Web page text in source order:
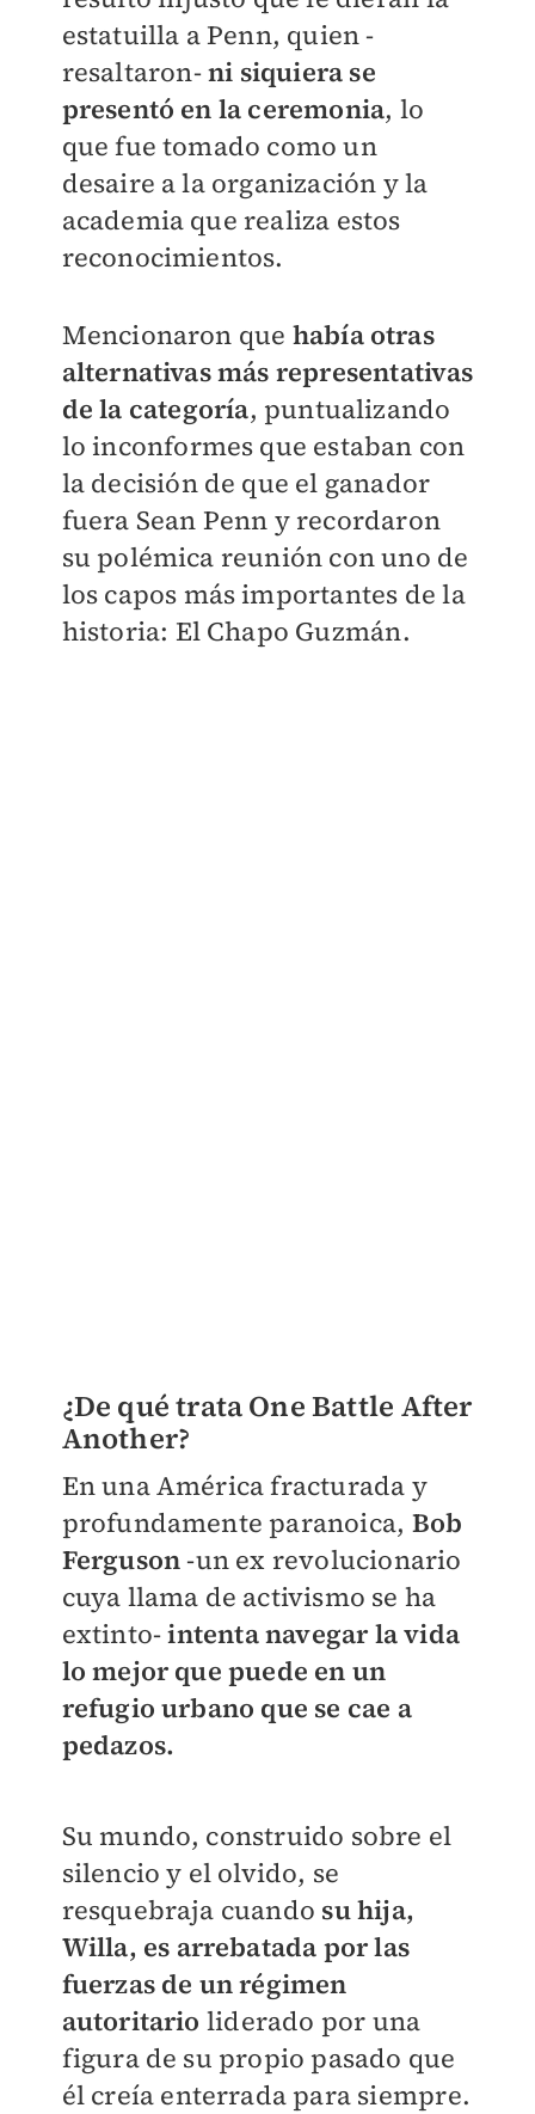
estatuilla a Penn, quien -
resaltaron-ni siquiera se
presentó en la ceremonia, lo
que fue tomado como un
desaire a la organización y la
academia que realiza estos
reconocimientos.
Mencionaron que había otras
alternativas más representativas
de la categoría, puntualizando
lo inconformes que estaban con
la decisión de que el ganador
fuera Sean Penn y recordaron
su polémica reunión con uno de
los capos más importantes de la
historia: El Chapo Guzmán.
¿De qué trata One Battle After
Another?
En una América fracturada y
profundamente paranoica, Bob
Ferguson-un ex revolucionario
cuya llama de activismo se ha
extinto-intenta navegar la vida
lo mejor que puede en un
refugio urbano que se cae a
pedazos.
Su mundo, construido sobre el
silencio y el olvido, se
resquebraja cuando su hija,
Willa, es arrebatada por las
fuerzas de un régimen
autoritario liderado por una
figura de su propio pasado que
él creía enterrada para siempre.